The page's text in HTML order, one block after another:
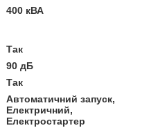
400 кВА
Так
90 дБ
Так
Автоматичний запуск,
Електричний,
Електростартер